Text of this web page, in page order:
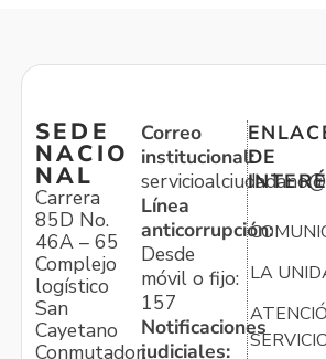
SEDE
NACIO
NAL
Carrera
85D No.
46A – 65
Complejo
logístico
San
Cayetano
Conmutador:
Correo
institucional:
Línea
anticorrupción:
Desde
móvil o fijo:
157
Notificaciones
judiciales:
DE
LA